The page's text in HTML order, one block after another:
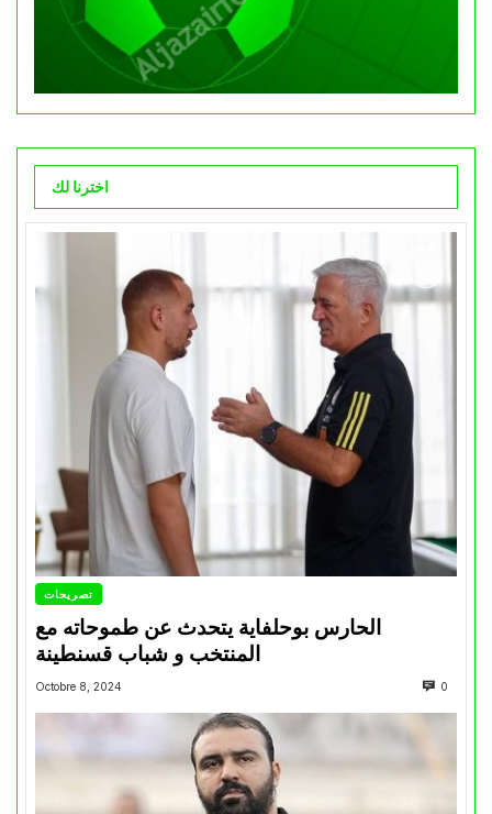
اخترنا لك
تصريحات
الحارس بوحلفاية يتحدث عن طموحاته مع
المنتخب و شباب قسنطينة
Octobre 8, 2024 0